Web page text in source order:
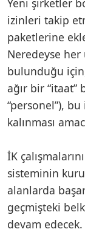
Yeni şirketler
izinleri takip
paketlerine
Neredeyse her
bulunduğu
ağır bir “itaat”
“personel”),
kalınması
İK
sisteminin
alanlarda
geçmişteki
devam